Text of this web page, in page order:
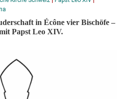
in Écône vier Bischöfe –
Papst Leo XIV.